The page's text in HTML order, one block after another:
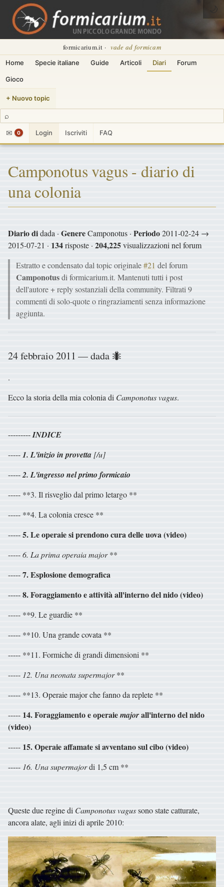
formicarium.it · vade ad formicam
Home Specie italiane Guide Articoli Diari Forum
Gioco
+ Nuovo topic
⌕
✉
0 Login Iscriviti FAQ
🌙
Camponotus vagus - diario di
una colonia
Diario didada · GenereCamponotus · Periodo2011-02-24 →
2015-07-21 · 134risposte · 204,225visualizzazioni nel forum
Estratto e condensato dal topic originale#21 del forum
Camponotusdi formicarium.it. Mantenuti tutti i post
dell'autore + reply sostanziali della community. Filtrati 9
commenti di solo-quote o ringraziamenti senza informazione
aggiunta.
24 febbraio 2011 — dada 🐜
.
Ecco la storia della mia colonia di Camponotus vagus.
---------INDICE
-----1. L'inizio in provetta [/u]
-----2. L'ingresso nel primo formicaio
----- **3. Il risveglio dal primo letargo **
----- **4. La colonia cresce **
-----5. Le operaie si prendono cura delle uova (video)
-----6. La prima operaiamajor**
-----7. Esplosione demografica
-----8. Foraggiamento e attività all'interno del nido (video)
----- **9. Le guardie **
----- **10. Una grande covata **
----- **11. Formiche di grandi dimensioni **
----- 12. Una neonatasupermajor**
----- **13. Operaie major che fanno da replete **
----- 14. Foraggiamento e operaiemajorall'interno del nido
(video)
----- 15. Operaie affamate si avventano sul cibo (video)
----- 16. Unasupermajordi 1,5 cm **
Queste due regine di Camponotus vagussono state catturate,
ancora alate, agli inizi di aprile 2010: